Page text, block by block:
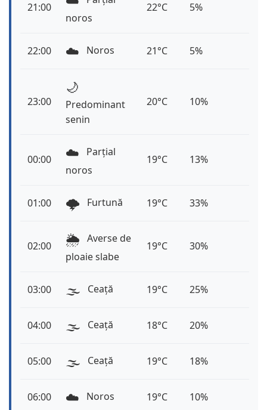
21:00
noros
22°C 5%
22:00 ☁️ Noros 21°C 5%
23:00
🌙
Predominant
senin
20°C 10%
00:00 ☁️
Parțial
noros
19°C 13%
01:00 🌩️ Furtună 19°C 33%
02:00 🌦️ Averse de
ploaie slabe
19°C 30%
03:00 🌫️ Ceață 19°C 25%
04:00 🌫️ Ceață 18°C 20%
05:00 🌫️ Ceață 19°C 18%
06:00 ☁️ Noros 19°C 10%